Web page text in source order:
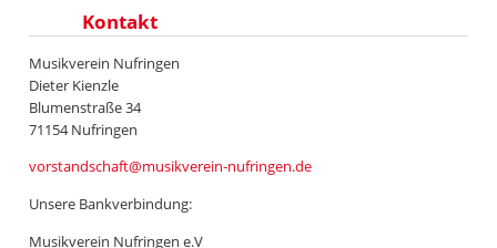
Kontakt
Musikverein Nufringen
Dieter Kienzle
Blumenstraße 34
71154 Nufringen
vorstandschaft@musikverein-nufringen.de
Unsere Bankverbindung:
Musikverein Nufringen e.V